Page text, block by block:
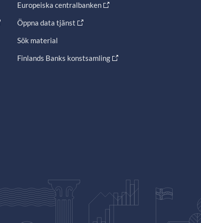
Europeiska centralbanken
Öppna data tjänst
Sök material
Finlands Banks konstsamling